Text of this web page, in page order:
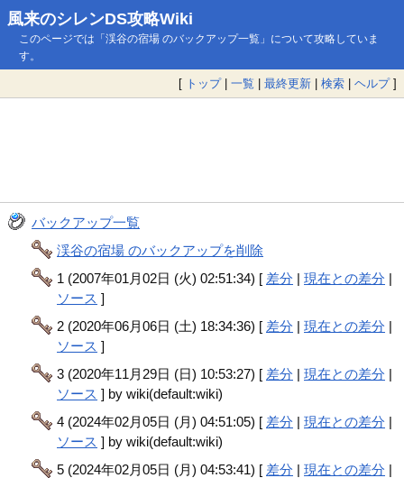
風来のシレンDS攻略Wiki
このページでは「渓谷の宿場 のバックアップ一覧」について攻略していま
す。
[ トップ| 一覧 | 最終更新 | 検索 | ヘルプ]
バックアップ一覧
渓谷の宿場 のバックアップを削除
1 (2007年01月02日 (火) 02:51:34) [ 差分 |現在との差分 |
ソース ]
2 (2020年06月06日 (土) 18:34:36) [ 差分 |現在との差分 |
ソース ]
3 (2020年11月29日 (日) 10:53:27) [ 差分 |現在との差分 |
ソース ] by wiki(default:wiki)
4 (2024年02月05日 (月) 04:51:05) [ 差分 |現在との差分 |
ソース ] by wiki(default:wiki)
5 (2024年02月05日 (月) 04:53:41) [ 差分 |現在との差分 |